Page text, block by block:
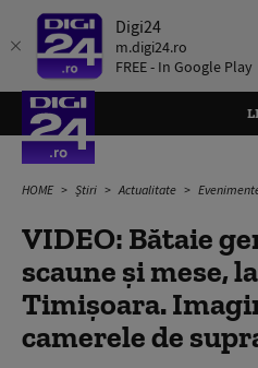
Digi24
m.digi24.ro
FREE - In Google Play
HOME Știri Actualitate
VIDEO: Bătaie
scaune și mese,
Timișoara.
camerele de